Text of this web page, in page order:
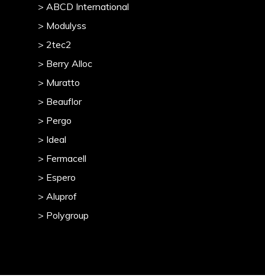
> ABCD International
> Modulyss
> 2tec2
> Berry Alloc
> Muratto
> Beauflor
> Pergo
> Ideal
> Fermacell
> Espero
> Aluprof
> Polygroup